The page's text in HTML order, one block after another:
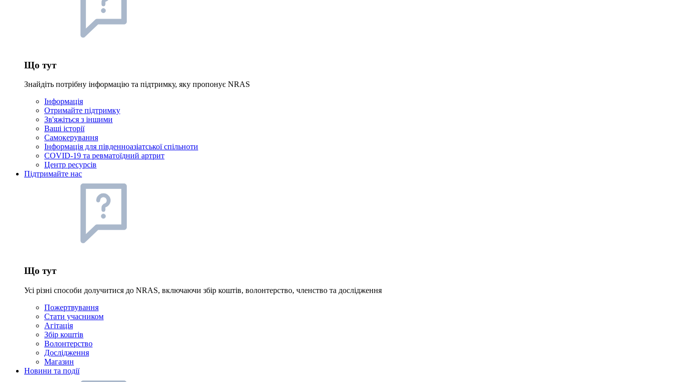
Що тут
Знайдіть потрібну інформацію та підтримку, яку пропонує NRAS
Інформація
Отримайте підтримку
Зв'яжіться з іншими
Ваші історії
Самокерування
Інформація для південноазіатської спільноти
COVID-19 та ревматоїдний артрит
Центр ресурсів
Підтримайте нас
Що тут
Усі різні способи долучитися до NRAS, включаючи збір коштів, волонтерство, членство та дослідження
Пожертвування
Стати учасником
Агітація
Збір коштів
Волонтерство
Дослідження
Магазин
Новини та події